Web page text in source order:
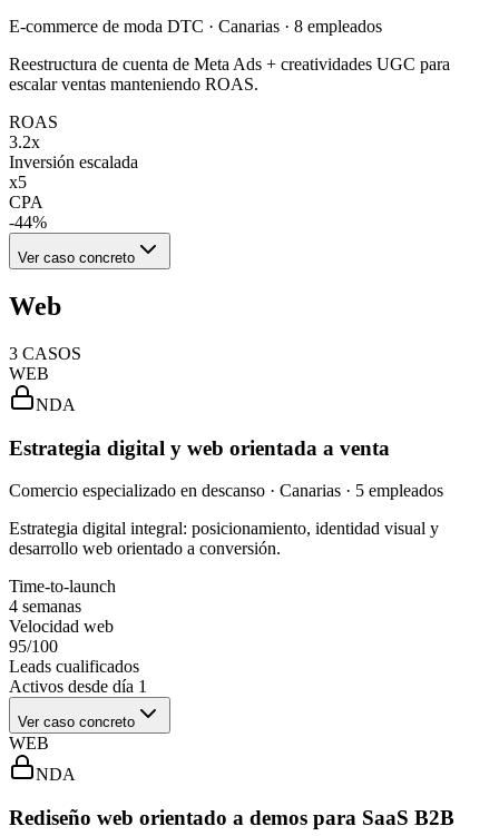
E-commerce de moda DTC · Canarias · 8 empleados
Reestructura de cuenta de Meta Ads + creatividades UGC para
escalar ventas manteniendo ROAS.
ROAS
3.2x
Inversión escalada
x5
CPA
-44%
Ver caso concreto
Web
3 CASOS
WEB
NDA
Estrategia digital y web orientada a venta
Comercio especializado en descanso · Canarias · 5 empleados
Estrategia digital integral: posicionamiento, identidad visual y
desarrollo web orientado a conversión.
Time-to-launch
4 semanas
Velocidad web
95/100
Leads cualificados
Activos desde día 1
Ver caso concreto
WEB
NDA
Rediseño web orientado a demos para SaaS B2B